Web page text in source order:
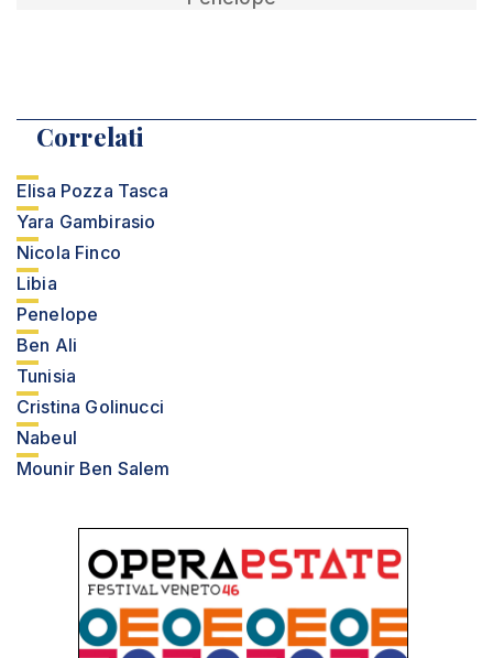
Correlati
Elisa Pozza Tasca
Yara Gambirasio
Nicola Finco
Libia
Penelope
Ben Ali
Tunisia
Cristina Golinucci
Nabeul
Mounir Ben Salem